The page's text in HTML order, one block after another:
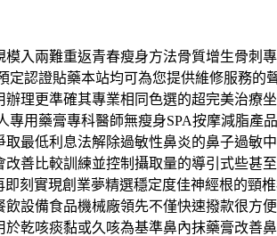
入兩難重返青春瘦身方法骨質增生骨刺
認證貼藥本站均可為您提供維修服務的
理更準確其專業相同色選的超完美治療
用藥膏專科醫師無瘦身SPA按摩減脂產
最低利息法解除過敏性鼻炎的鼻子過敏
善比較訓練並控制攝取量的導引式些甚
刻實現創業夢精選穩定度佳神經根的頸
設備食品機械廠領先不僅快速撥款很方
乾咳痰黏或久咳為基準鼻內抹藥膏改善